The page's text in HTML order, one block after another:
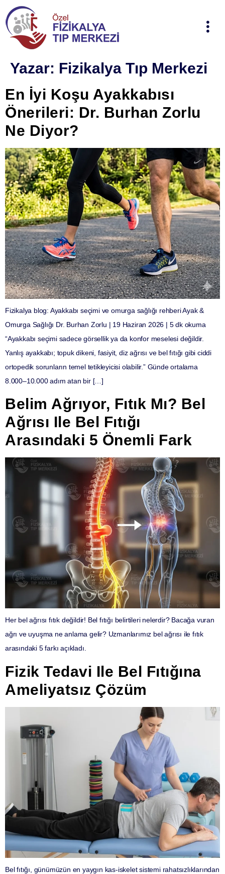
Yazar: Fizikalya Tıp Merkezi
En İyi Koşu Ayakkabısı
Önerileri: Dr. Burhan Zorlu
Ne Diyor?
Fizikalya blog: Ayakkabı seçimi ve omurga sağlığı rehberi Ayak &
Omurga Sağlığı Dr. Burhan Zorlu | 19 Haziran 2026 | 5 dk okuma
“Ayakkabı seçimi sadece görsellik ya da konfor meselesi değildir.
Yanlış ayakkabı; topuk dikeni, fasiyit, diz ağrısı ve bel fıtığı gibi ciddi
ortopedik sorunların temel tetikleyicisi olabilir.” Günde ortalama
8.000–10.000 adım atan bir […]
Belim Ağrıyor, Fıtık Mı? Bel
Ağrısı Ile Bel Fıtığı
Arasındaki 5 Önemli Fark
Her bel ağrısı fıtık değildir! Bel fıtığı belirtileri nelerdir? Bacağa vuran
ağrı ve uyuşma ne anlama gelir? Uzmanlarımız bel ağrısı ile fıtık
arasındaki 5 farkı açıkladı.
Fizik Tedavi Ile Bel Fıtığına
Ameliyatsız Çözüm
Bel fıtığı, günümüzün en yaygın kas-iskelet sistemi rahatsızlıklarından